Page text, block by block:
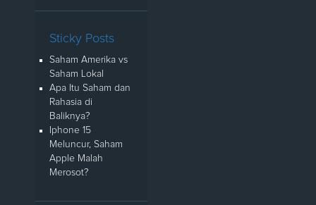
Sticky Posts
Saham Amerika vs
Saham Lokal
Apa Itu Saham dan
Rahasia di
Baliknya?
Iphone 15
Meluncur, Saham
Apple Malah
Merosot?